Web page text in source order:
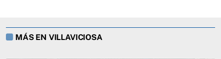
MÁS EN VILLAVICIOSA